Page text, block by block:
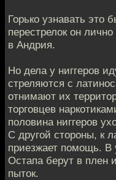
Горько узнавать это
перестрелок он
в Андрия.
Но дела у ниггеров
стреляются с
отнимают их
торговцев
половина ниггеров
С другой стороны, к
приезжает помощь. В
Остапа берут в плен
пыток.